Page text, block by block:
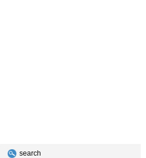
search